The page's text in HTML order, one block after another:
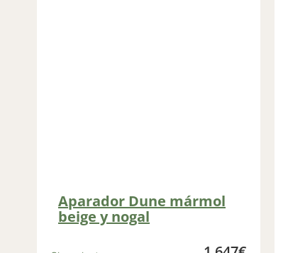
Aparador Dune mármol
beige y nogal